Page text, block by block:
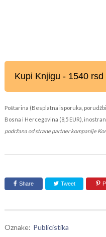
Kupi Knjigu - 1540 rsd
Poštarina (Besplatna isporuka,
Bosna i Hercegovina (8,5 EUR),
podržana od strane partner kompanije
Share Tweet
Oznake: Publicistika